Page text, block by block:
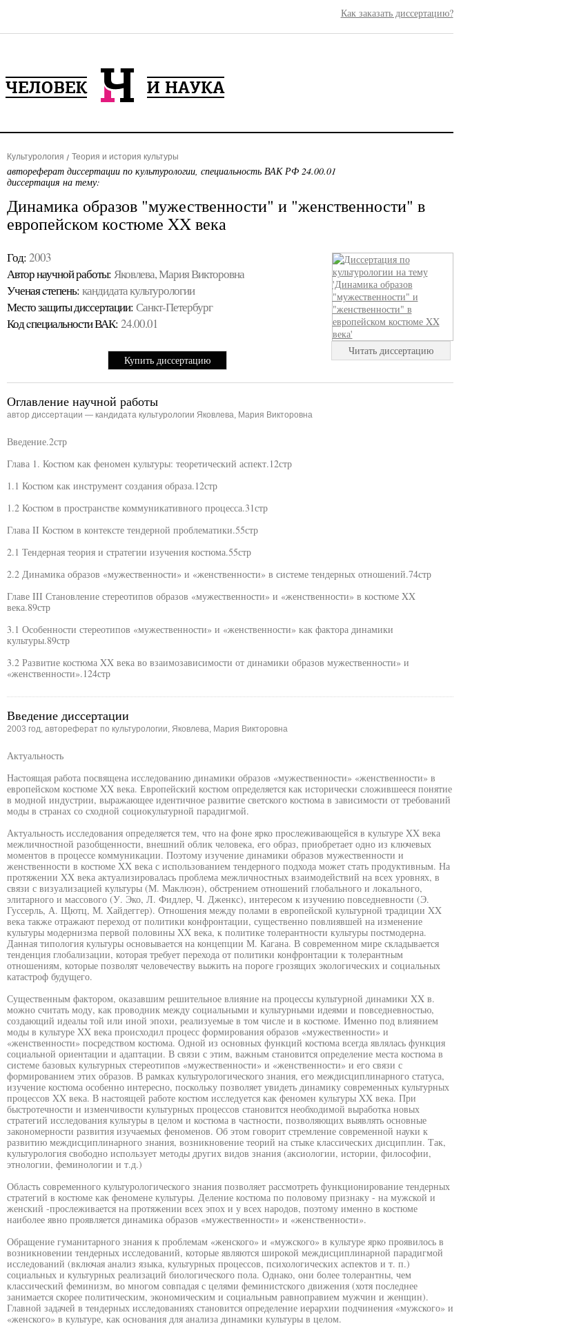
Как заказать диссертацию?
Культурология Теория и история культуры
автореферат диссертации по культурологии, специальность ВАК РФ 24.00.01
диссертация на тему:
Динамика образов "мужественности" и "женственности" в
европейском костюме XX века
Год: 2003
Автор научной работы: Яковлева, Мария Викторовна
Ученая cтепень: кандидата культурологии
Место защиты диссертации: Санкт-Петербург
Код cпециальности ВАК: 24.00.01
Купить диссертацию
Читать диссертацию
Оглавление научной работы
автор диссертации — кандидата культурологии Яковлева, Мария Викторовна
Введение.2стр
Глава 1. Костюм как феномен культуры: теоретический аспект.12стр
1.1 Костюм как инструмент создания образа.12стр
1.2 Костюм в пространстве коммуникативного процесса.31стр
Глава II Костюм в контексте тендерной проблематики.55стр
2.1 Тендерная теория и стратегии изучения костюма.55стр
2.2 Динамика образов «мужественности» и «женственности» в системе тендерных отношений.74стр
Главе III Становление стереотипов образов «мужественности» и «женственности» в костюме XX
века.89стр
3.1 Особенности стереотипов «мужественности» и «женственности» как фактора динамики
культуры.89стр
3.2 Развитие костюма XX века во взаимозависимости от динамики образов мужественности» и
«женственности».124стр
Введение диссертации
2003 год, автореферат по культурологии, Яковлева, Мария Викторовна
Актуальность
Настоящая работа посвящена исследованию динамики образов «мужественности» «женственности» в
европейском костюме XX века. Европейский костюм определяется как исторически сложившееся понятие
в модной индустрии, выражающее идентичное развитие светского костюма в зависимости от требований
моды в странах со сходной социокультурной парадигмой.
Актуальность исследования определяется тем, что на фоне ярко прослеживающейся в культуре XX века
межличностной разобщенности, внешний облик человека, его образ, приобретает одно из ключевых
моментов в процессе коммуникации. Поэтому изучение динамики образов мужественности и
женственности в костюме XX века с использованием тендерного подхода может стать продуктивным. На
протяжении XX века актуализировалась проблема межличностных взаимодействий на всех уровнях, в
связи с визуализацией культуры (М. Маклюэн), обстрением отношений глобального и локального,
элитарного и массового (У. Эко, Л. Фидлер, Ч. Дженкс), интересом к изучению повседневности (Э.
Гуссерль, А. Щютц, М. Хайдеггер). Отношения между полами в европейской культурной традиции XX
века также отражают переход от политики конфронтации, существенно повлиявшей на изменение
культуры модернизма первой половины XX века, к политике толерантности культуры постмодерна.
Данная типология культуры основывается на концепции М. Кагана. В современном мире складывается
тенденция глобализации, которая требует перехода от политики конфронтации к толерантным
отношениям, которые позволят человечеству выжить на пороге грозящих экологических и социальных
катастроф будущего.
Существенным фактором, оказавшим решительное влияние на процессы культурной динамики XX в.
можно считать моду, как проводник между социальными и культурными идеями и повседневностью,
создающий идеалы той или иной эпохи, реализуемые в том числе и в костюме. Именно под влиянием
моды в культуре XX века происходил процесс формирования образов «мужественности» и
«женственности» посредством костюма. Одной из основных функций костюма всегда являлась функция
социальной ориентации и адаптации. В связи с этим, важным становится определение места костюма в
системе базовых культурных стереотипов «мужественности» и «женственности» и его связи с
формированием этих образов. В рамках культурологического знания, его междисциплинарного статуса,
изучение костюма особенно интересно, поскольку позволяет увидеть динамику современных культурных
процессов XX века. В настоящей работе костюм исследуется как феномен культуры XX века. При
быстротечности и изменчивости культурных процессов становится необходимой выработка новых
стратегий исследования культуры в целом и костюма в частности, позволяющих выявлять основные
закономерности развития изучаемых феноменов. Об этом говорит стремление современной науки к
развитию междисциплинарного знания, возникновение теорий на стыке классических дисциплин. Так,
культурология свободно использует методы других видов знания (аксиологии, истории, философии,
этнологии, феминологии и т.д.)
Область современного культурологического знания позволяет рассмотреть функционирование тендерных
стратегий в костюме как феномене культуры. Деление костюма по половому признаку - на мужской и
женский -прослеживается на протяжении всех эпох и у всех народов, поэтому именно в костюме
наиболее явно проявляется динамика образов «мужественности» и «женственности».
Обращение гуманитарного знания к проблемам «женского» и «мужского» в культуре ярко проявилось в
возникновении тендерных исследований, которые являются широкой междисциплинарной парадигмой
исследований (включая анализ языка, культурных процессов, психологических аспектов и т. п.)
социальных и культурных реализаций биологического пола. Однако, они более толерантны, чем
классический феминизм, во многом совпадая с целями феминистского движения (хотя последнее
занимается скорее политическим, экономическим и социальным равноправием мужчин и женщин).
Главной задачей в тендерных исследованиях становится определение иерархии подчинения «мужского» и
«женского» в культуре, как основания для анализа динамики культуры в целом.